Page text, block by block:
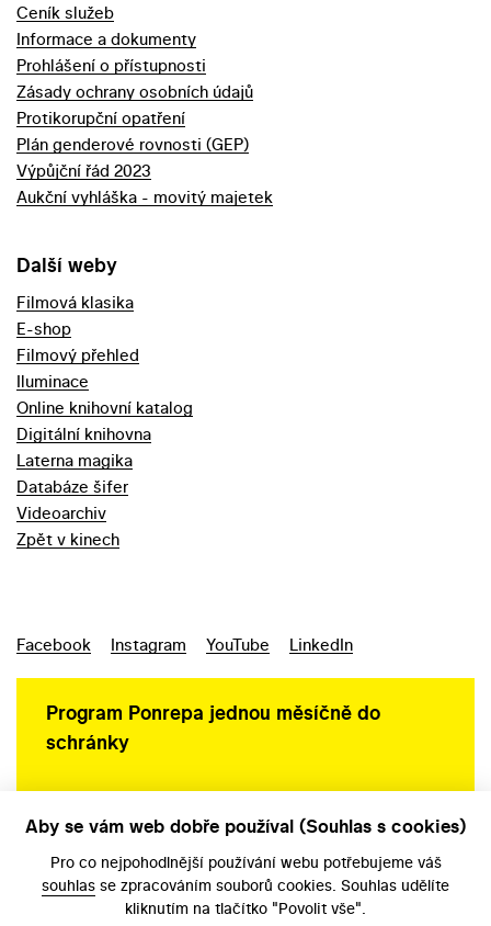
Ceník služeb
Informace a dokumenty
Prohlášení o přístupnosti
Zásady ochrany osobních údajů
Protikorupční opatření
Plán genderové rovnosti (GEP)
Výpůjční řád 2023
Aukční vyhláška - movitý majetek
Další weby
Filmová klasika
E-shop
Filmový přehled
Iluminace
Online knihovní katalog
Digitální knihovna
Laterna magika
Databáze šifer
Videoarchiv
Zpět v kinech
Facebook Instagram YouTube LinkedIn
Program Ponrepa jednou měsíčně do
schránky
Aby se vám web dobře používal (Souhlas s cookies)
Pro co nejpohodlnější používání webu potřebujeme váš
souhlas se zpracováním souborů cookies. Souhlas udělíte
kliknutím na tlačítko "Povolit vše".